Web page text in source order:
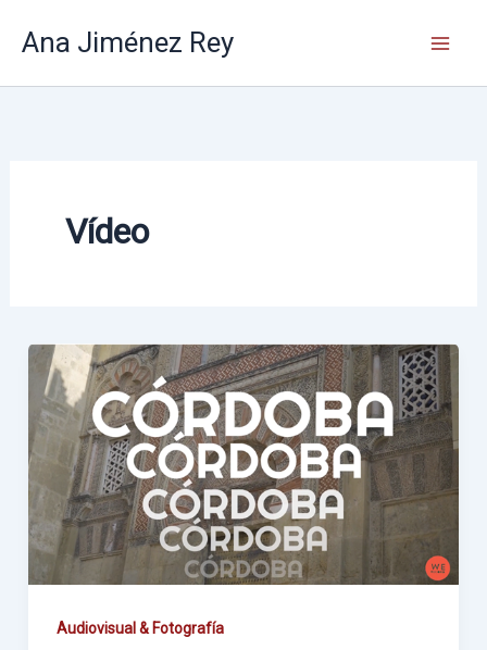
Ana Jiménez Rey
Vídeo
Audiovisual & Fotografía